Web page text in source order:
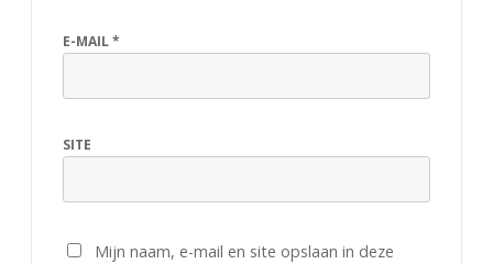
E-MAIL*
SITE
Mijn naam, e-mail en site opslaan in deze